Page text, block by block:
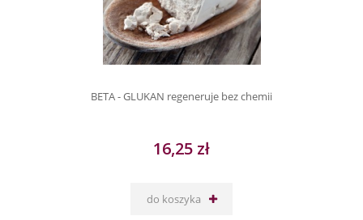
BETA - GLUKAN regeneruje bez chemii
16,25 zł
do koszyka